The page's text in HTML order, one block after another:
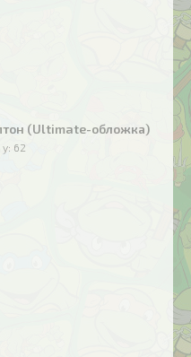
(Ultimate-обложка)
62